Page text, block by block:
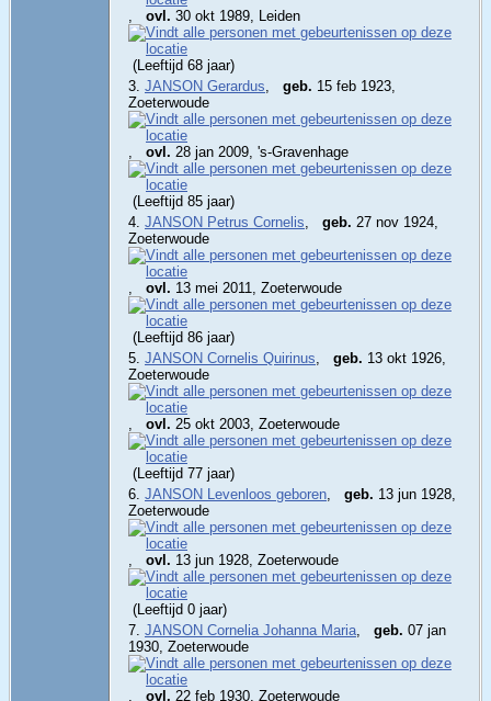
ovl. 30 okt 1989, Leiden
(Leeftijd 68 jaar)
3. JANSON Gerardus geb. 15 feb 1923,
Zoeterwoude
ovl. 28 jan 2009, 's-Gravenhage
(Leeftijd 85 jaar)
4. JANSON Petrus Cornelis geb. 27 nov 1924,
Zoeterwoude
ovl. 13 mei 2011, Zoeterwoude
(Leeftijd 86 jaar)
5. JANSON Cornelis Quirinus geb. 13 okt 1926,
Zoeterwoude
ovl. 25 okt 2003, Zoeterwoude
(Leeftijd 77 jaar)
6. JANSON Levenloos geboren geb. 13 jun 1928,
Zoeterwoude
ovl. 13 jun 1928, Zoeterwoude
(Leeftijd 0 jaar)
7. JANSON Cornelia Johanna Maria geb. 07 jan
1930, Zoeterwoude
ovl. 22 feb 1930, Zoeterwoude